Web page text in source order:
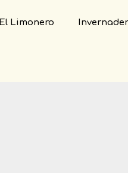
El Limonero